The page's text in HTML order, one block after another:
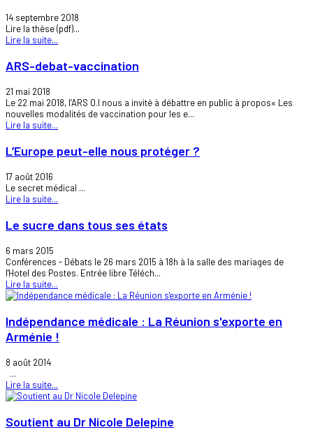
14 septembre 2018
Lire la thèse (pdf)...
Lire la suite...
ARS-debat-vaccination
21 mai 2018
Le 22 mai 2018, l’ARS O.I nous a invité à débattre en public à propos« Les
nouvelles modalités de vaccination pour les e...
Lire la suite...
L’Europe peut-elle nous protéger ?
17 août 2016
Le secret médical ...
Lire la suite...
Le sucre dans tous ses états
6 mars 2015
Conférences - Débats le 26 mars 2015 à 18h à la salle des mariages de
l'Hotel des Postes. Entrée libre Téléch...
Lire la suite...
Indépendance médicale : La Réunion s'exporte en
Arménie !
8 août 2014
...
Lire la suite...
Soutient au Dr Nicole Delepine